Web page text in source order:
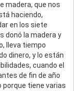
madera, que nos
haciendo,
en los siete
donó la madera y
lleva tiempo
dinero, y lo están
cuando el
de fin de año
porque tiene varias